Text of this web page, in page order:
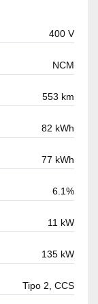
400 V
NCM
553 km
82 kWh
77 kWh
6.1%
11 kW
135 kW
Tipo 2, CCS